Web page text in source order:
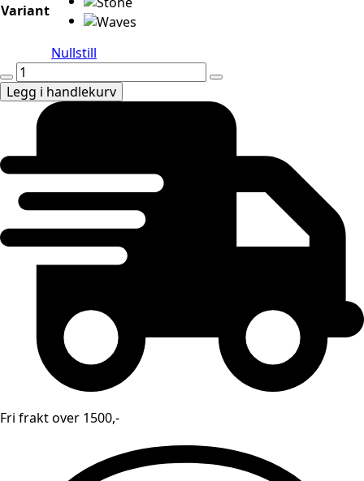
Variant
Nullstill
Gavepose,
small
-
Legg i handlekurv
Fri frakt over 1500,-